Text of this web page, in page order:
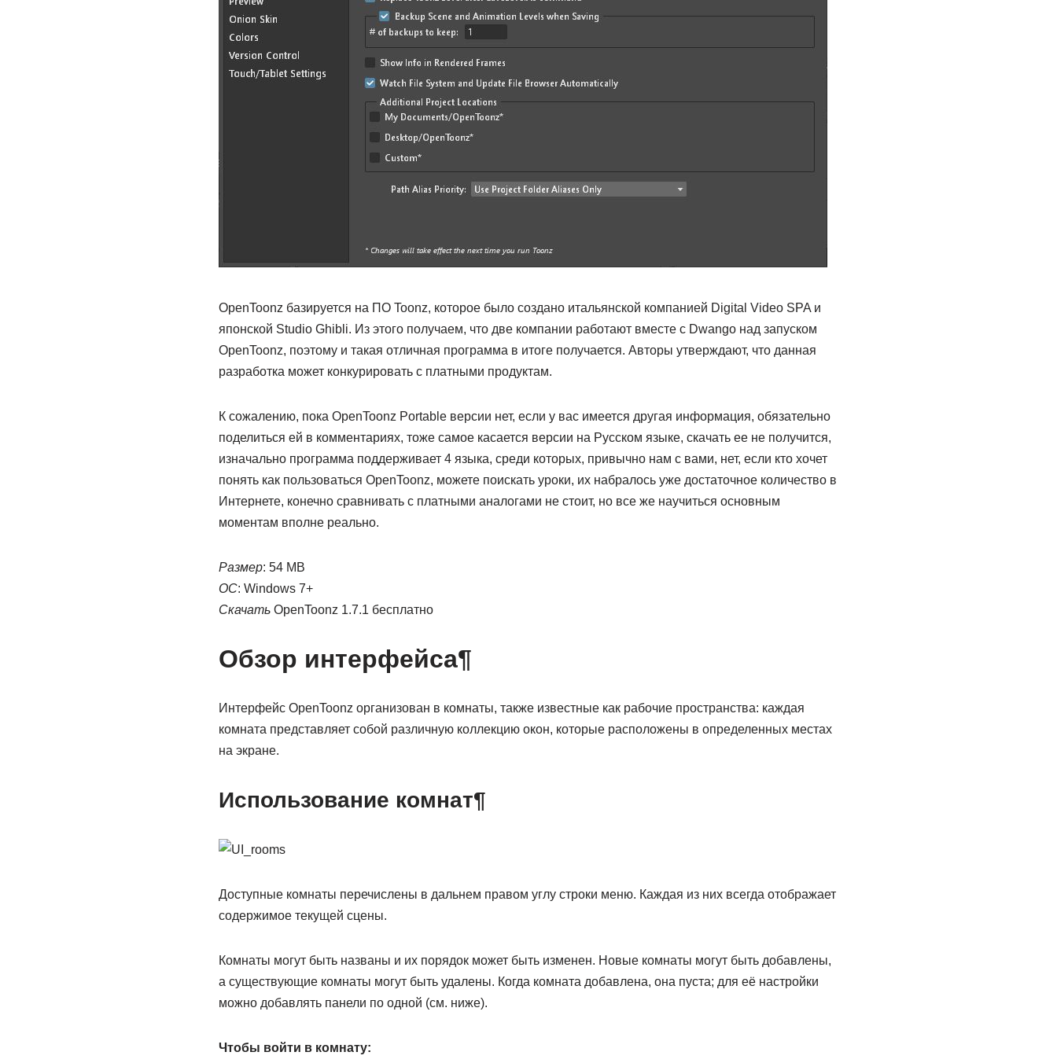
OpenToonz базируется на ПО Toonz, которое было создано итальянской компанией Digital Video SPA и
японской Studio Ghibli. Из этого получаем, что две компании работают вместе с Dwango над запуском
OpenToonz, поэтому и такая отличная программа в итоге получается. Авторы утверждают, что данная
разработка может конкурировать с платными продуктам.
К сожалению, пока OpenToonz Portable версии нет, если у вас имеется другая информация, обязательно
поделиться ей в комментариях, тоже самое касается версии на Русском языке, скачать ее не получится,
изначально программа поддерживает 4 языка, среди которых, привычно нам с вами, нет, если кто хочет
понять как пользоваться OpenToonz, можете поискать уроки, их набралось уже достаточное количество в
Интернете, конечно сравнивать с платными аналогами не стоит, но все же научиться основным
моментам вполне реально.
Размер: 54 MB
ОС: Windows 7+
СкачатьOpenToonz 1.7.1 бесплатно
Обзор интерфейса¶
Интерфейс OpenToonz организован в комнаты, также известные как рабочие пространства: каждая
комната представляет собой различную коллекцию окон, которые расположены в определенных местах
на экране.
Использование комнат¶
Доступные комнаты перечислены в дальнем правом углу строки меню. Каждая из них всегда отображает
содержимое текущей сцены.
Комнаты могут быть названы и их порядок может быть изменен. Новые комнаты могут быть добавлены,
а существующие комнаты могут быть удалены. Когда комната добавлена, она пуста; для её настройки
можно добавлять панели по одной (см. ниже).
Чтобы войти в комнату: